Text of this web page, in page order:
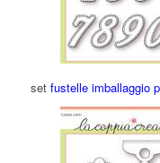
set fustelle imballaggio